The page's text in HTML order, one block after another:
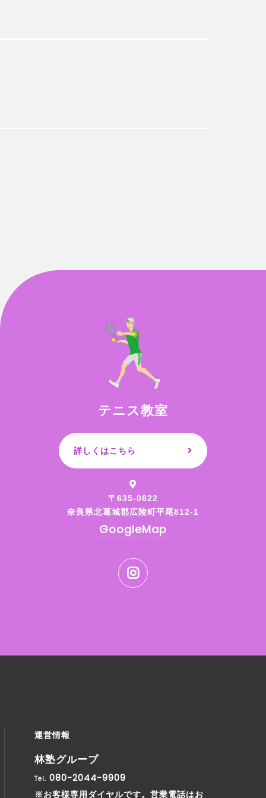
テニス教室
詳しくはこちら
〒635-0822
奈良県北葛城郡広陵町平尾812-1
GoogleMap
運営情報
林塾グループ
Tel. 080-2044-9909
※お客様専用ダイヤルです。営業電話はお